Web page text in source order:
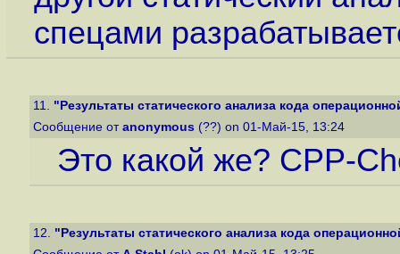
спецами
11. "Результаты статического анализа кода
Сообщение от anonymous (??) on 01-Май-15, 13:24
Это какой же? CPP-
12. "Результаты статического анализа кода